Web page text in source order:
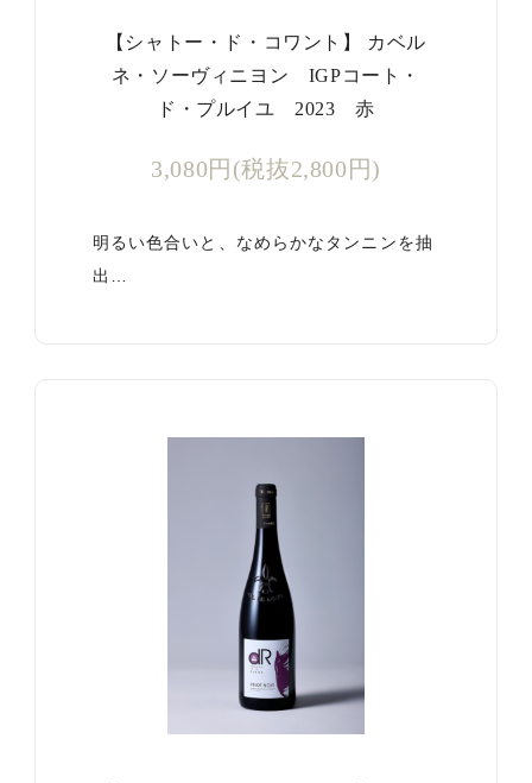
【シャトー・ド・コワント】 カベル
ネ・ソーヴィニヨン IGPコート・
ド・プルイユ 2023 赤
3,080円(税抜2,800円)
明るい色合いと、なめらかなタンニンを抽
出…